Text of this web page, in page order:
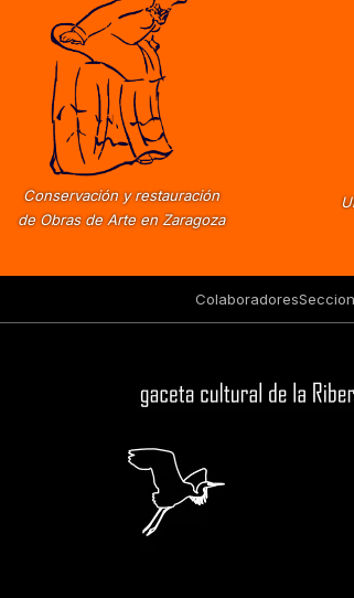
Conservación y restauración
de Obras de Arte en Zaragoza
Colaboradores